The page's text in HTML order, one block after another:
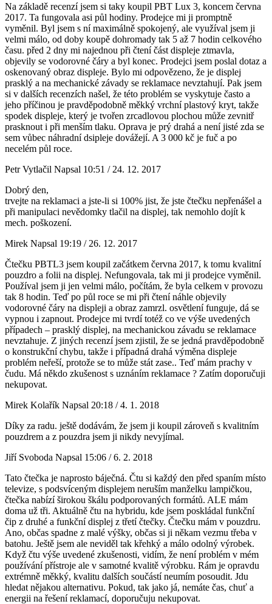
Na základě recenzí jsem si taky koupil PBT Lux 3, koncem června
2017. Ta fungovala asi půl hodiny. Prodejce mi ji promptně
vyměnil. Byl jsem s ní maximálně spokojený, ale využíval jsem ji
velmi málo, od doby koupě dohromady tak 5 až 7 hodin celkového
času. před 2 dny mi najednou při čtení část displeje ztmavla,
objevily se vodorovné čáry a byl konec. Prodejci jsem poslal dotaz a
oskenovaný obraz displeje. Bylo mi odpovězeno, že je displej
prasklý a na mechanické závady se reklamace nevztahují. Pak jsem
si v dalších recenzích našel, že této problém se vyskytuje často a
jeho příčinou je pravděpodobně měkký vrchní plastový kryt, takže
spodek displeje, který je tvořen zrcadlovou plochou může zevnitř
prasknout i při menším tlaku. Oprava je prý drahá a není jisté zda se
sem vůbec náhradní dsipleje dovážejí. A 3 000 kč je fuč a po
necelém půl roce.
Petr Vytlačil Napsal 10:51 / 24. 12. 2017
Dobrý den,
trvejte na reklamaci a jste-li si 100% jist, že jste čtečku nepřenášel a
při manipulaci nevědomky tlačil na displej, tak nemohlo dojít k
mech. poškození.
Mirek Napsal 19:19 / 26. 12. 2017
Čtečku PBTL3 jsem koupil začátkem června 2017, k tomu kvalitní
pouzdro a folii na displej. Nefungovala, tak mi ji prodejce vyměnil.
Používal jsem ji jen velmi málo, počítám, že byla celkem v provozu
tak 8 hodin. Teď po půl roce se mi při čtení náhle objevily
vodorovné čáry na displeji a obraz zamrzl. osvětlení funguje, dá se
vypnou i zapnout. Prodejce mi tvrdí totéž co ve výše uvedených
případech – prasklý displej, na mechanickou závadu se reklamace
nevztahuje. Z jiných recenzí jsem zjistil, že se jedná pravděpodobně
o konstrukční chybu, takže i případná drahá výměna displeje
problém neřeší, protože se to může stát zase.. Teď mám prachy v
čudu. Má někdo zkušenost s uznáním reklamace ? Zatím doporučuji
nekupovat.
Mirek Kolařík Napsal 20:18 / 4. 1. 2018
Díky za radu. ještě dodávám, že jsem ji koupil zároveň s kvalitním
pouzdrem a z pouzdra jsem ji nikdy nevyjímal.
Jiří Svoboda Napsal 15:06 / 6. 2. 2018
Tato čtečka je naprosto báječná. Čtu si každý den před spaním místo
televize, s podsvíceným displejem neruším manželku lampičkou,
čtečka nabízí širokou škálu podporovaných formátů. ALE mám
doma už tři. Aktuálně čtu na hybridu, kde jsem poskládal funkční
čip z druhé a funkční displej z třetí čtečky. Čtečku mám v pouzdru.
Ano, občas spadne z malé výšky, občas si ji někam vezmu třeba v
batohu. Ještě jsem ale neviděl tak křehký a málo odolný výrobek.
Když čtu výše uvedené zkušenosti, vidím, že není problém v mém
používání přístroje ale v samotné kvalitě výrobku. Rám je opravdu
extrémně měkký, kvalitu dalších součástí neumím posoudit. Jdu
hledat nějakou alternativu. Pokud, tak jako já, nemáte čas, chuť a
energii na řešení reklamací, doporučuju nekupovat.